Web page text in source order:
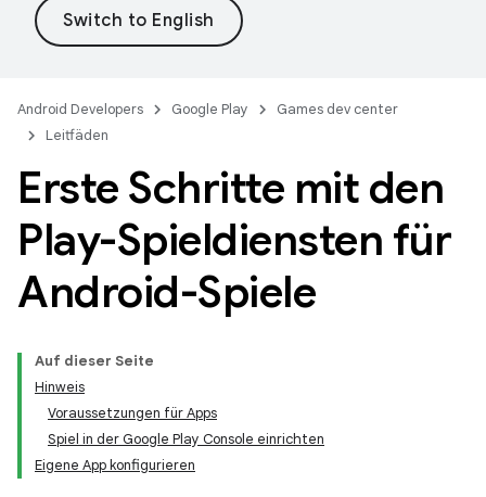
Android Developers Google Play
Games dev center
Leitfäden
Erste Schritte mit den
Play-Spieldiensten für
Android-Spiele
Auf dieser Seite
Hinweis
Voraussetzungen für Apps
Spiel in der Google Play Console einrichten
Eigene App konfigurieren